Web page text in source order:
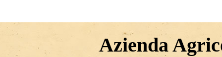
Azienda